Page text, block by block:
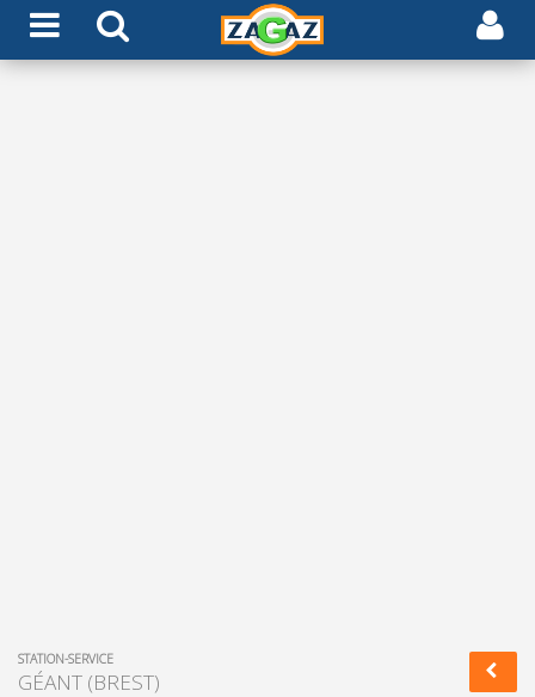
STATION-SERVICE
GÉANT (BREST)